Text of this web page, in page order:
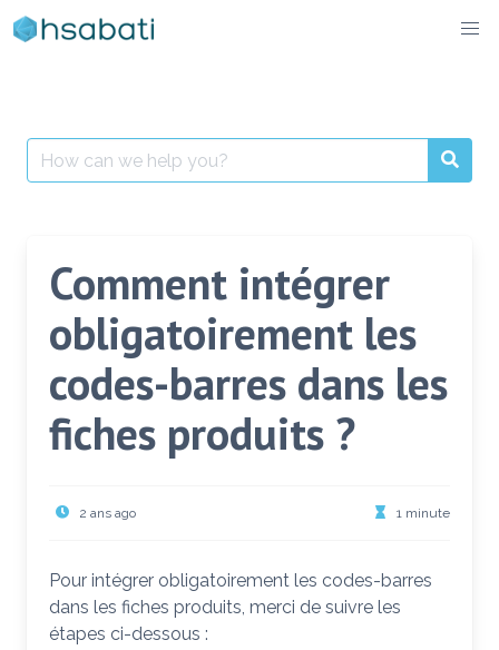
Skip
to
Search
for:
Comment intégrer
obligatoirement les
codes-barres dans les
fiches produits ?
2 ans ago 1 minute
Pour intégrer obligatoirement les codes-barres
dans les fiches produits, merci de suivre les
étapes ci-dessous :